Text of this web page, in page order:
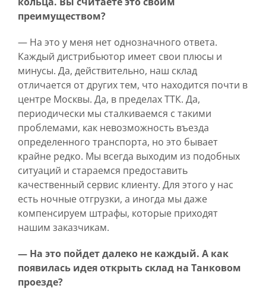
преимуществом?
— На это у меня нет однозначного ответа.
Каждый дистрибьютор имеет свои плюсы и
минусы. Да, действительно, наш склад
отличается от других тем, что находится почти в
центре Москвы. Да, в пределах ТТК. Да,
периодически мы сталкиваемся с такими
проблемами, как невозможность въезда
определенного транспорта, но это бывает
крайне редко. Мы всегда выходим из подобных
ситуаций и стараемся предоставить
качественный сервис клиенту. Для этого у нас
есть ночные отгрузки, а иногда мы даже
компенсируем штрафы, которые приходят
нашим заказчикам.
— На это пойдет далеко не каждый. А как
появилась идея открыть склад на Танковом
проезде?